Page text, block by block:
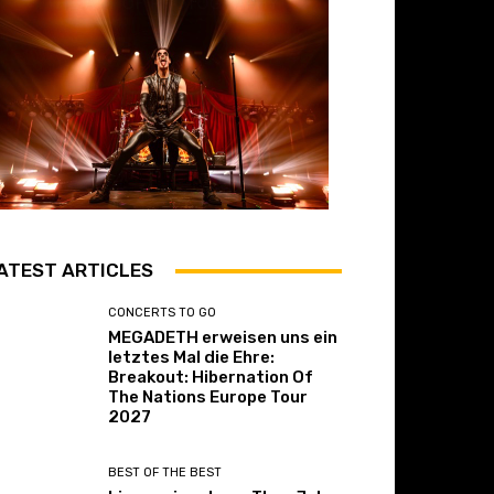
ARTICLES
CONCERTS TO GO
MEGADETH erweisen uns ein
letztes Mal die Ehre:
Breakout: Hibernation Of
The Nations Europe Tour
2027
BEST OF THE BEST